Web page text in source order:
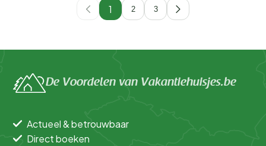
1 2 3
De Voordelen van Vakantiehuisjes.be
Actueel & betrouwbaar
Direct boeken